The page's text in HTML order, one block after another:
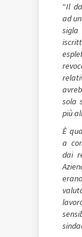
“Il
ad
sola
più
È
a
dai